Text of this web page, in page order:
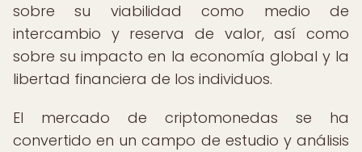
sobre su viabilidad como medio de
intercambio y reserva de valor, así como
sobre su impacto en la economía global y la
libertad financiera de los individuos.
El mercado de criptomonedas se ha
convertido en un campo de estudio y análisis